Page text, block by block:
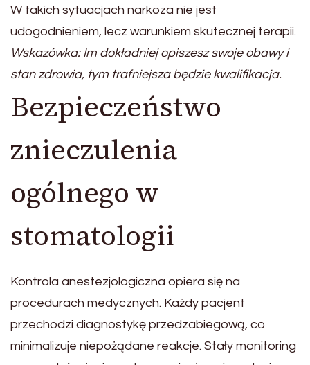
W takich sytuacjach narkoza nie jest
udogodnieniem, lecz warunkiem skutecznej terapii.
Wskazówka: Im dokładniej opiszesz swoje obawy i
stan zdrowia, tym trafniejsza będzie kwalifikacja.
Bezpieczeństwo
znieczulenia
ogólnego w
stomatologii
Kontrola anestezjologiczna opiera się na
procedurach medycznych. Każdy pacjent
przechodzi diagnostykę przedzabiegową, co
minimalizuje niepożądane reakcje. Stały monitoring